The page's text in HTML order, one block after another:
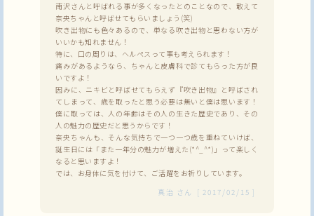
南沢さんと呼ばれる事が多くなったとのことなので、敢えて
奈央ちゃんと呼ばせてもらいましょう(笑)
吹き出物にも色々あるので、単なる吹き出物と思わない方が
いいかも知れません！
特に、口の周りは、ヘルペスって事も考えられます！
痛みがあるようなら、ちゃんと皮膚科で診てもらった方が良
いですよ！
因みに、ニキビと呼ばせてもらえず『吹き出物』と呼ばされ
てしまって、歳を取ったと思う必要は無いと僕は思います！
僕に取っては、人の年齢はその人の生きた歴史であり、その
人の魅力の歴史だと思うからです！
奈央ちゃんも、そんな気持ちで一つ一つ歳を重ねていけば、
誕生日には「また一年分の魅力が増えた(*^_^*)」って楽しく
なると思いますよ！
では、お身体に気を付けて、ご活躍をお祈りしています。
真治 さん [ 2017/02/15 ]